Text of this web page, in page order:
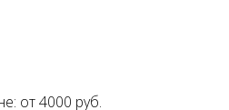
от 4000 руб.